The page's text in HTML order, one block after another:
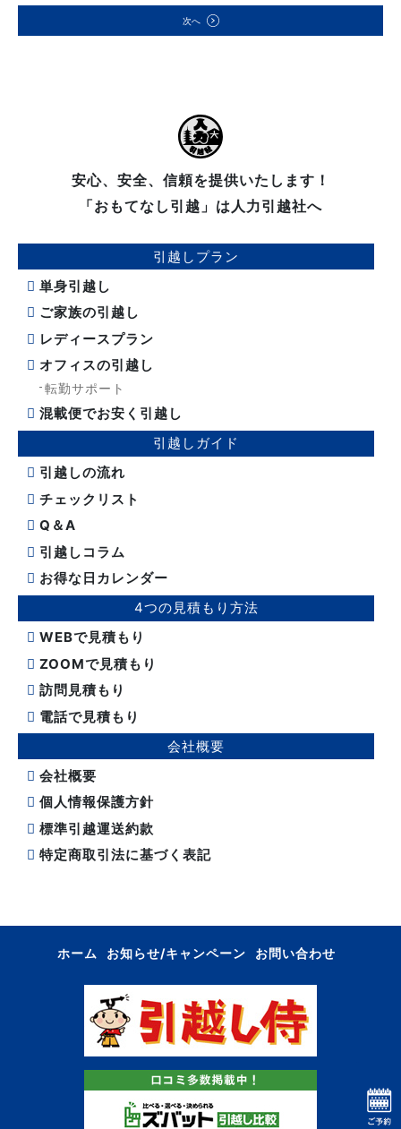
次へ
安心、安全、信頼を提供いたします！
「おもてなし引越」は人力引越社へ
引越しプラン
単身引越し
ご家族の引越し
レディースプラン
オフィスの引越し
転勤サポート
混載便でお安く引越し
引越しガイド
引越しの流れ
チェックリスト
Q＆A
引越しコラム
お得な日カレンダー
4つの見積もり方法
WEBで見積もり
ZOOMで見積もり
訪問見積もり
電話で見積もり
会社概要
会社概要
個人情報保護方針
標準引越運送約款
特定商取引法に基づく表記
ホーム お知らせ/キャンペーン お問い合わせ